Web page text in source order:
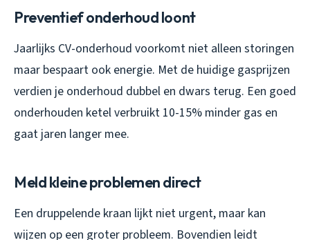
Preventief onderhoud loont
Jaarlijks CV-onderhoud voorkomt niet alleen storingen
maar bespaart ook energie. Met de huidige gasprijzen
verdien je onderhoud dubbel en dwars terug. Een goed
onderhouden ketel verbruikt 10-15% minder gas en
gaat jaren langer mee.
Meld kleine problemen direct
Een druppelende kraan lijkt niet urgent, maar kan
wijzen op een groter probleem. Bovendien leidt